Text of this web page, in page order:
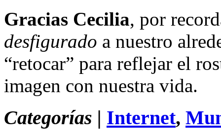
Gracias Cecilia, por
desfigurado a nuestro
“retocar” para reflejar el
imagen con nuestra vida.
Categorías | Internet,